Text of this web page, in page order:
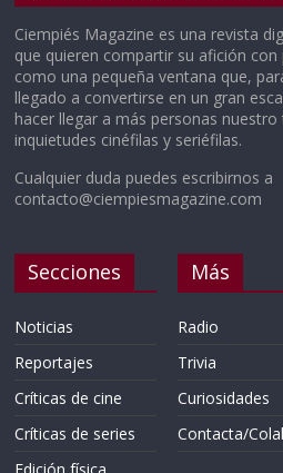
Ciempiés Magazine es una revista
que quieren compartir su afición
como una pequeña ventana que,
llegado a convertirse en un gran
hacer llegar a más personas
inquietudes cinéfilas y seriéfilas.
Cualquier duda puedes escribirnos a
contacto@ciempiesmagazine.com
Secciones
Noticias
Reportajes
Críticas de cine
Críticas de series
Más
Radio
Trivia
Curiosidades
Contacta/